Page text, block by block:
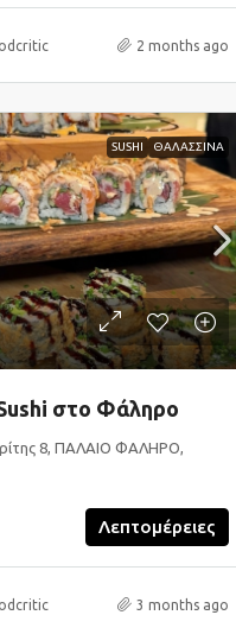
2 months ago
SUSHI ΘΑΛΑΣΣΙΝΑ
στο Φάληρο
8, ΠΑΛΑΙΟ ΦΑΛΗΡΟ,
Λεπτομέρειες
3 months ago